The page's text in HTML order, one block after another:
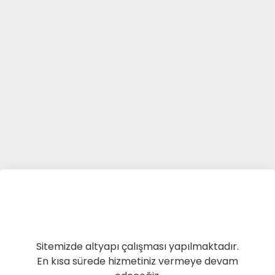
Sitemizde altyapı çalışması yapılmaktadır.
En kısa sürede hizmetiniz vermeye devam